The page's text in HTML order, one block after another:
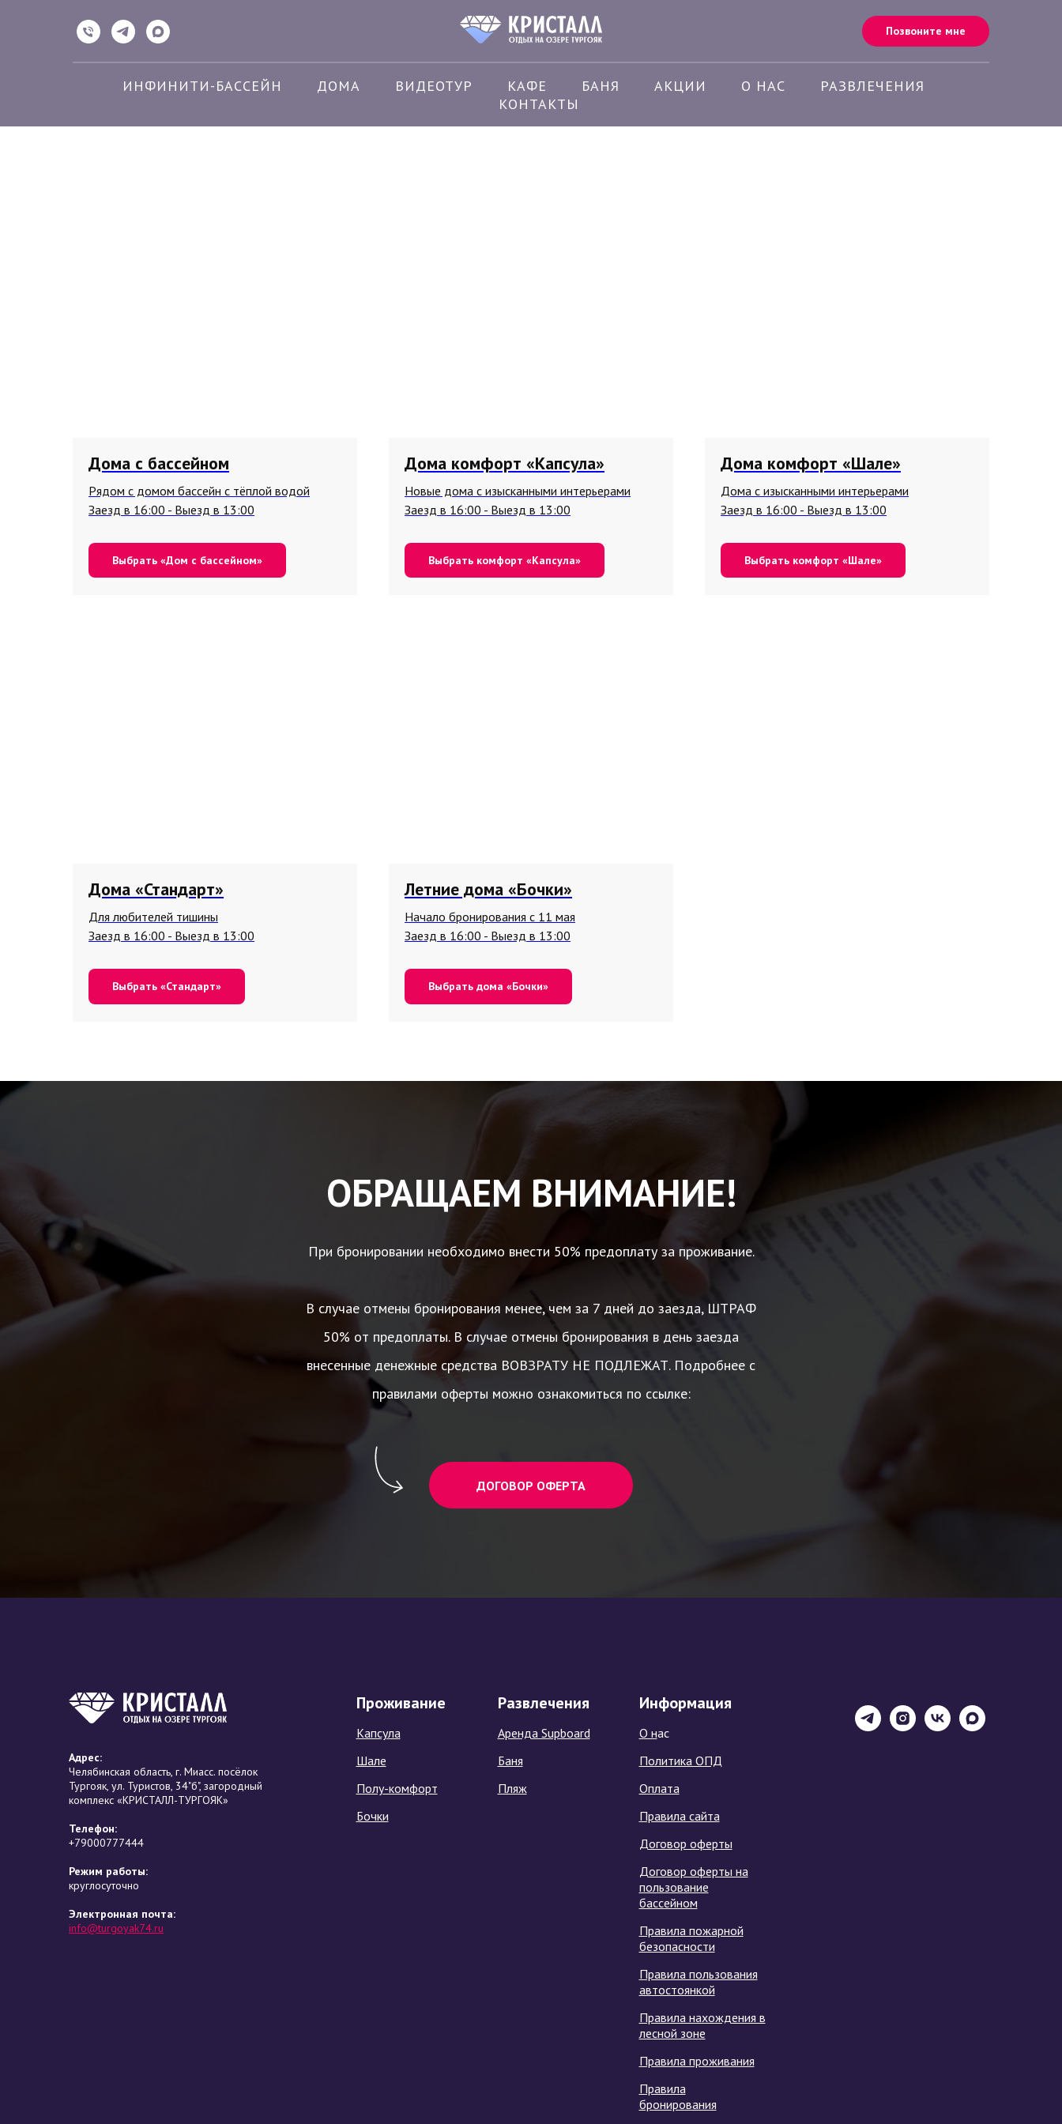
Позвоните мне
ИНФИНИТИ-БАССЕЙН ДОМА ВИДЕОТУР КАФЕ БАНЯ АКЦИИ О НАС
РАЗВЛЕЧЕНИЯ
КОНТАКТЫ
Дом Бочка №9 на 4 человека
Дома с бассейном
Рядом с домом бассейн с тёплой водой
Заезд в 16:00 - Выезд в 13:00
Выбрать «Дом с бассейном»
Дома комфорт «Капсула»
Новые дома с изысканными интерьерами
Заезд в 16:00 - Выезд в 13:00
Выбрать комфорт «Капсула»
Дома комфорт «Шале»
Дома с изысканными интерьерами
Заезд в 16:00 - Выезд в 13:00
Выбрать комфорт «Шале»
Дома «Стандарт»
Для любителей тишины
Заезд в 16:00 - Выезд в 13:00
Выбрать «Стандарт»
Летние дома «Бочки»
Начало бронирования с 11 мая
Заезд в 16:00 - Выезд в 13:00
Выбрать дома «Бочки»
ОБРАЩАЕМ ВНИМАНИЕ!
При бронировании необходимо внести 50% предоплату за проживание.
В случае отмены бронирования менее, чем за 7 дней до заезда, ШТРАФ
50% от предоплаты. В случае отмены бронирования в день заезда
внесенные денежные средства ВОВЗРАТУ НЕ ПОДЛЕЖАТ. Подробнее с
правилами оферты можно ознакомиться по ссылке:
ДОГОВОР ОФЕРТА
Адрес:
Челябинская область, г. Миасс. посёлок
Тургояк, ул. Туристов, 34"б", загородный
комплекс «КРИСТАЛЛ-ТУРГОЯК»
Телефон:
+79000777444
Режим работы:
круглосуточно
Электронная почта:
info@turgoyak74.ru
Проживание
Капсула
Шале
Полу-комфорт
Бочки
Развлечения
Аренда Supboard
Баня
Пляж
Информация
О нас
Политика ОПД
Оплата
Правила сайта
Договор оферты
Договор оферты на
пользование
бассейном
Правила пожарной
безопасности
Правила пользования
автостоянкой
Правила нахождения в
лесной зоне
Правила проживания
Правила
бронирования